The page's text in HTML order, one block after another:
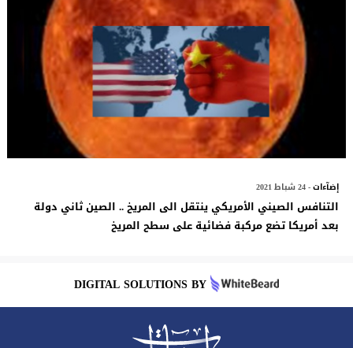
إضآءات- 24 شباط 2021
التنافس الصيني الأمريكي ينتقل الى المريخ .. الصين ثاني دولة
بعد أمريكا تضع مركبة فضائية على سطح المريخ
DIGITAL SOLUTIONS BY